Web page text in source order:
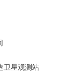
卫星观测站